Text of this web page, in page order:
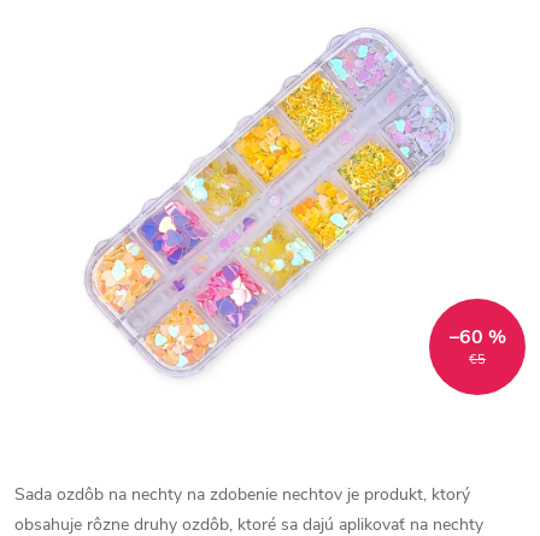
€5
–60 %
Sada ozdôb na nechty na zdobenie nechtov je produkt, ktorý
obsahuje rôzne druhy ozdôb, ktoré sa dajú aplikovať na nechty